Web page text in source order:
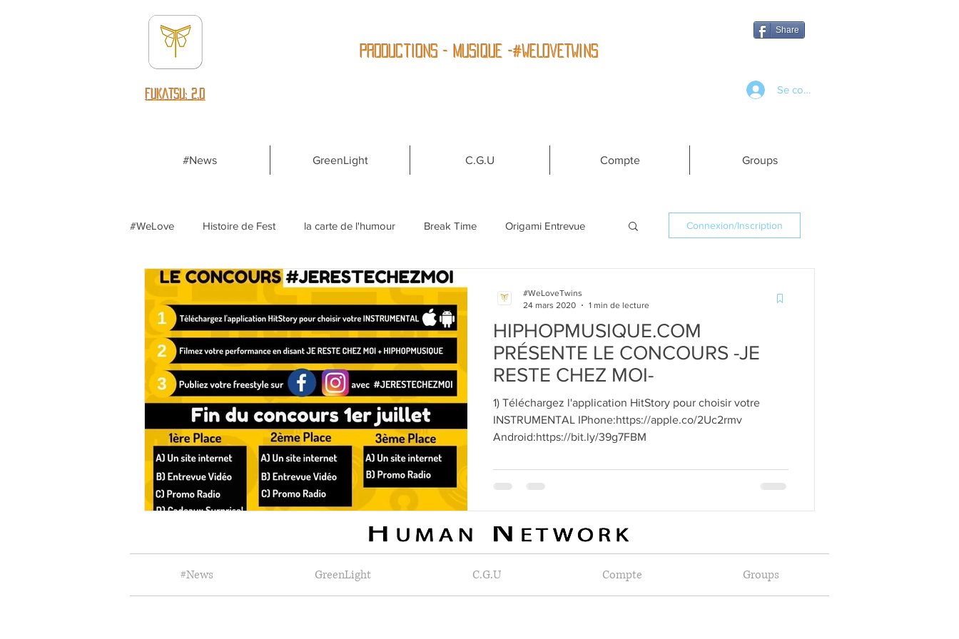
fUKATSU: 2.0
Share
Productions - Musique -#WeLoveTwins
Se connecter
#News GreenLight C.G.U Compte Groups
#WeLove Histoire de Fest la carte de l'humour Break Time Origami Entrevue
Breaking News HipHopMusique.com
Connexion/Inscription
HIPHOPMUSIQUE.COM
PRÉSENTE LE CONCOURS -JE
RESTE CHEZ MOI-
1) Téléchargez l'application HitStory pour choisir votre
INSTRUMENTAL IPhone:https://apple.co/2Uc2rmv
Android:https://bit.ly/39g7FBM
#WeLoveTwins
24 mars 2020
1 min de lecture
#News GreenLight C.G.U Compte Groups